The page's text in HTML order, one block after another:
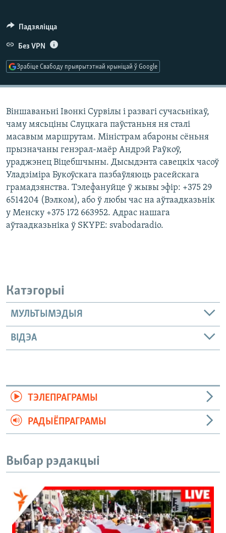
КАЛЯНДАР
НА ХВАЛЯХ СВАБОДЫ
Падзяліцца
Без VPN
Зрабіце Свабоду прыярытэтнай крыніцай ў Google
Віншаваньні Івонкі Сурвілы і развагі сучасьнікаў,
чаму мясьціны Слуцкага паўстаньня ня сталі
масавым маршрутам. Міністрам абароны сёньня
прызначаны генэрал-маёр Андрэй Раўкоў,
ураджэнец Віцебшчыны. Дысыдэнта савецкіх часоў
Уладзіміра Букоўскага пазбаўляюць расейскага
грамадзянства. Тэлефануйце ў жывы эфір: +375 29
6514204 (Вэлком), або ў любы час на аўтаадказьнік
у Менску +375 172 663952. Адрас нашага
аўтаадказьніка ў SKYPE: svabodaradio.
Катэгорыі
МУЛЬТЫМЭДЫЯ
ВІДЭА
ТЭЛЕПРАГРАМЫ
РАДЫЁПРАГРАМЫ
Выбар рэдакцыі